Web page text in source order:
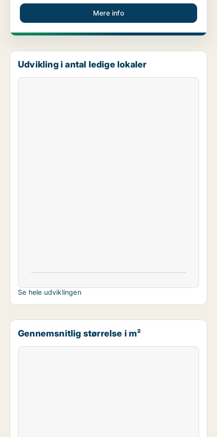
Mere info
Udvikling i antal ledige lokaler
Se hele udviklingen
Gennemsnitlig størrelse i m²